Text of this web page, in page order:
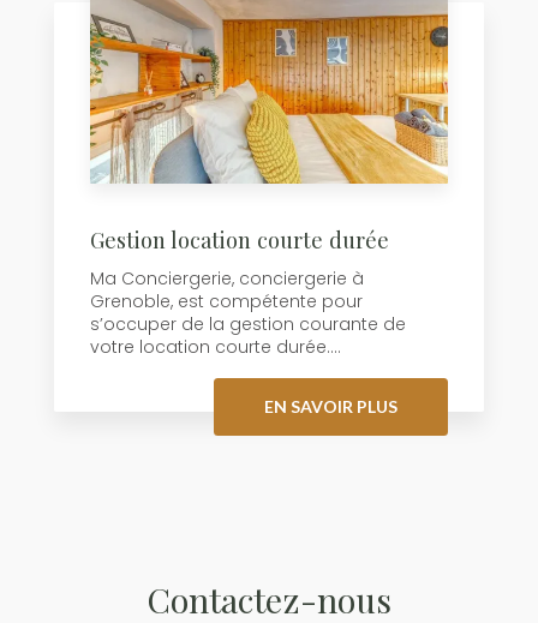
Gestion location courte durée
Ma Conciergerie, conciergerie à
Grenoble, est compétente pour
s’occuper de la gestion courante de
votre location courte durée....
EN SAVOIR PLUS
Contactez-nous